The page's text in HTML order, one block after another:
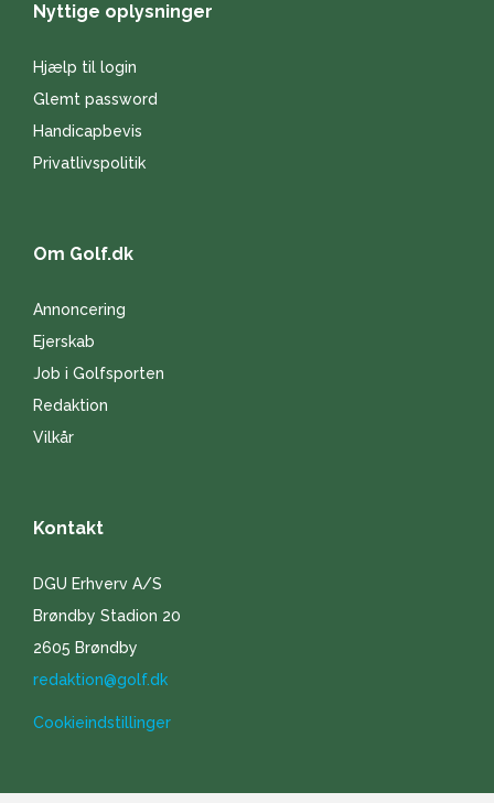
Nyttige oplysninger
Hjælp til login
Glemt password
Handicapbevis
Privatlivspolitik
Om Golf.dk
Annoncering
Ejerskab
Job i Golfsporten
Redaktion
Vilkår
Kontakt
DGU Erhverv A/S
Brøndby Stadion 20
2605 Brøndby
redaktion@golf.dk
Cookieindstillinger